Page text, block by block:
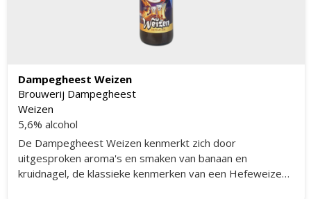
Dampegheest Weizen
Brouwerij Dampegheest
Weizen
5,6% alcohol
De Dampegheest Weizen kenmerkt zich door
uitgesproken aroma's en smaken van banaan en
kruidnagel, de klassieke kenmerken van een Hefeweizen.